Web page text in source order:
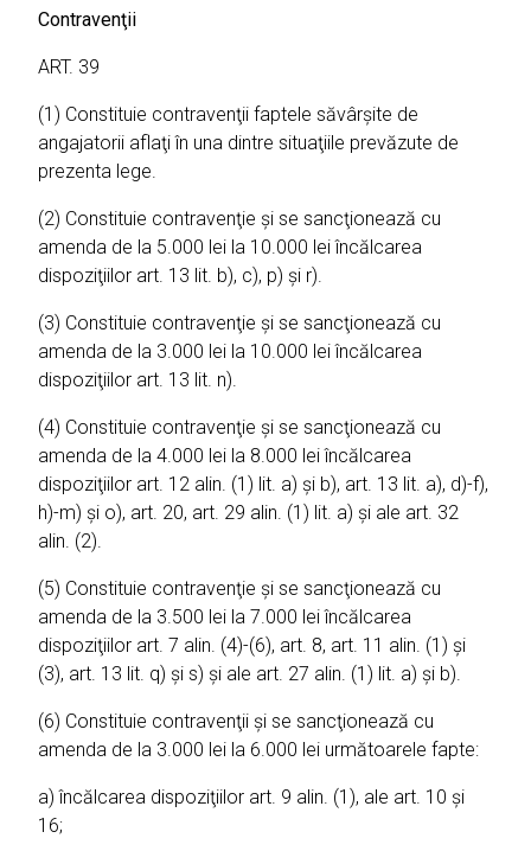
Contravenţii
ART. 39
(1) Constituie contravenţii faptele săvârşite de
angajatorii aflaţi în una dintre situaţiile prevăzute de
prezenta lege.
(2) Constituie contravenţie şi se sancţionează cu
amenda de la 5.000 lei la 10.000 lei încălcarea
dispoziţiilor art. 13 lit. b), c), p) şi r).
(3) Constituie contravenţie şi se sancţionează cu
amenda de la 3.000 lei la 10.000 lei încălcarea
dispoziţiilor art. 13 lit. n).
(4) Constituie contravenţie şi se sancţionează cu
amenda de la 4.000 lei la 8.000 lei încălcarea
dispoziţiilor art. 12 alin. (1) lit. a) şi b), art. 13 lit. a), d)-f),
h)-m) şi o), art. 20, art. 29 alin. (1) lit. a) şi ale art. 32
alin. (2).
(5) Constituie contravenţie şi se sancţionează cu
amenda de la 3.500 lei la 7.000 lei încălcarea
dispoziţiilor art. 7 alin. (4)-(6), art. 8, art. 11 alin. (1) şi
(3), art. 13 lit. q) şi s) şi ale art. 27 alin. (1) lit. a) şi b).
(6) Constituie contravenţii şi se sancţionează cu
amenda de la 3.000 lei la 6.000 lei următoarele fapte:
a) încălcarea dispoziţiilor art. 9 alin. (1), ale art. 10 şi
16;